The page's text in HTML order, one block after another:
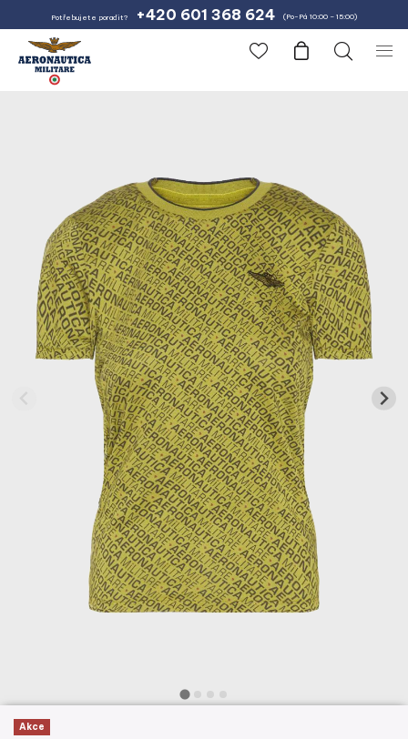
Akce
Potřebujete poradit? +420 601 368 624 (Po-Pá 10:00 – 15:00)